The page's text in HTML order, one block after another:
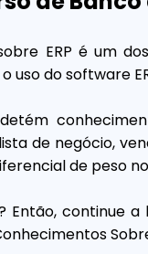
ERP é um
uso do software
de negócio,
de peso
Então, continue